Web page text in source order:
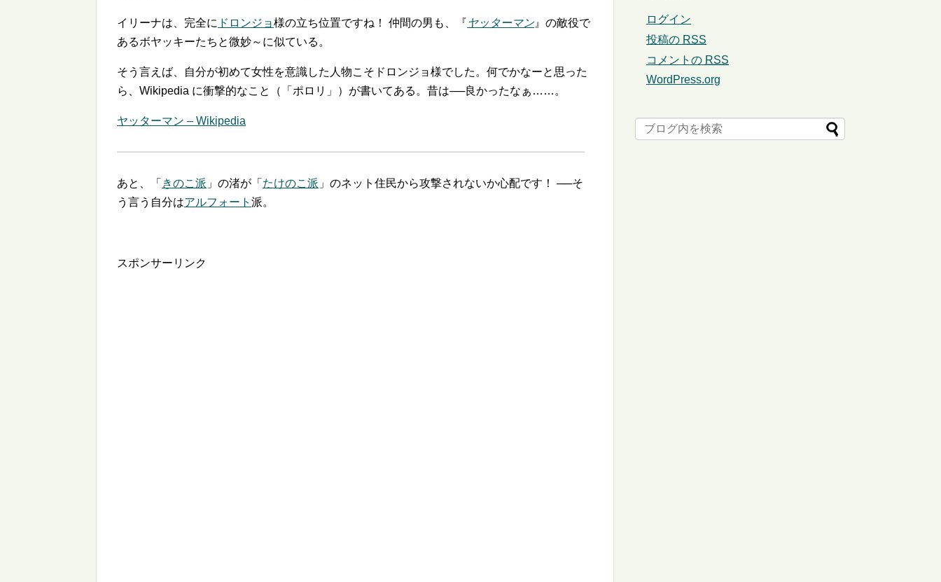
イリーナは、完全に ドロンジョ様の立ち位置ですね！ 仲間の男も、『ヤッターマン』の敵役で
あるボヤッキーたちと微妙～に似ている。
そう言えば、自分が初めて女性を意識した人物こそドロンジョ様でした。何でかなーと思った
ら、Wikipedia に衝撃的なこと（「ポロリ」）が書いてある。昔は──良かったなぁ……。
ヤッターマン – Wikipedia
あと、「 きのこ派 」の渚が「 たけのこ派 」のネット住民から攻撃されないか心配です！ ──そ
う言う自分はアルフォート 派。
スポンサーリンク
ログイン
投稿の RSS
コメントの RSS
WordPress.org